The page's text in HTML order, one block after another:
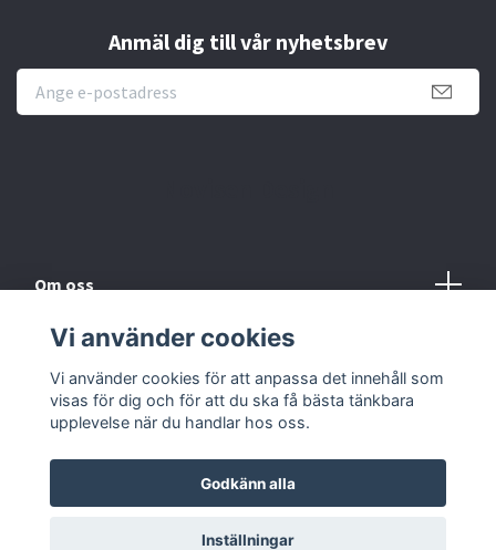
Anmäl dig till vår nyhetsbrev
Om oss
Köpvillkor
Kontakt
Vi använder cookies
Vi använder cookies för att anpassa det innehåll som
visas för dig och för att du ska få bästa tänkbara
upplevelse när du handlar hos oss.
Godkänn alla
Inställningar